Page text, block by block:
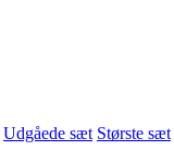
Udgåede sæt Største sæt